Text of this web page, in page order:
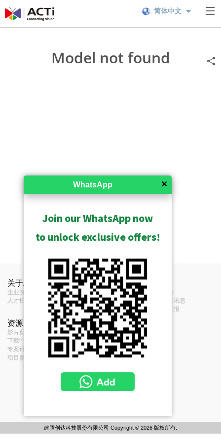
简体中文
Model not found
关于ACTi
企业资讯
人才招募
联络我们
联络我们
经销商
意见反馈
新闻中心
展览活动讯息
订阅电子报
资源
影片剪辑和播放清单
下载中心
专案计画
项目参考
条款
服务条款
Privacy Policy
Cookie Policy
建腾创达科技股份有限公司 Copyright © 2026 版权所有.
✕
WhatsApp
Join our WhatsApp now
to unlock exclusive offers!